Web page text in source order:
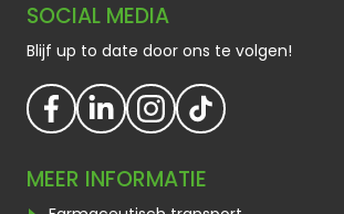
SOCIAL MEDIA
Blijf up to date door ons te volgen!
MEER INFORMATIE